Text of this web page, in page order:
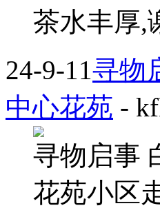
茶水丰厚,
24-9-11寻物
中心花苑 -
寻物启事
花苑小区